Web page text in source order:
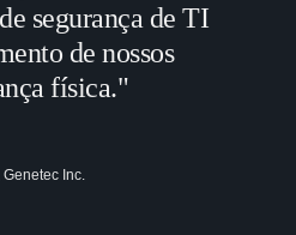
segurança de TI
de nossos
física."
Inc.